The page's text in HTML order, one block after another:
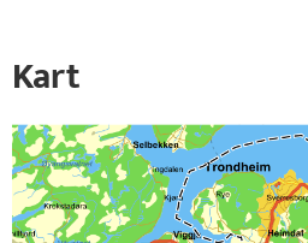
Kart